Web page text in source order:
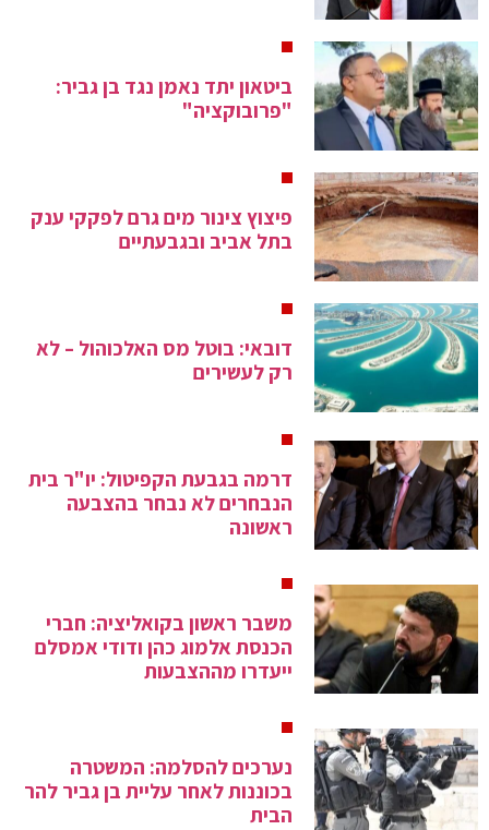
ביטאון יתד נאמן נגד בן גביר:
"פרובוקציה"
פיצוץ צינור מים גרם לפקקי ענק
בתל אביב ובגבעתיים
דובאי: בוטל מס האלכוהול – לא
רק לעשירים
דרמה בגבעת הקפיטול: יו"ר בית
הנבחרים לא נבחר בהצבעה
ראשונה
משבר ראשון בקואליציה: חברי
הכנסת אלמוג כהן ודודי אמסלם
ייעדרו מההצבעות
נערכים להסלמה: המשטרה
בכוננות לאחר עליית בן גביר להר
הבית